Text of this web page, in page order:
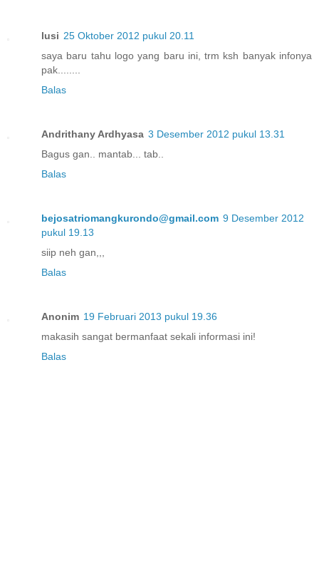
lusi 25 Oktober 2012 pukul 20.11
saya baru tahu logo yang baru ini, trm ksh banyak infonya
pak........
Balas
Andrithany Ardhyasa 3 Desember 2012 pukul 13.31
Bagus gan.. mantab... tab..
Balas
bejosatriomangkurondo@gmail.com 9 Desember 2012
pukul 19.13
siip neh gan,,,
Balas
Anonim 19 Februari 2013 pukul 19.36
makasih sangat bermanfaat sekali informasi ini!
Balas